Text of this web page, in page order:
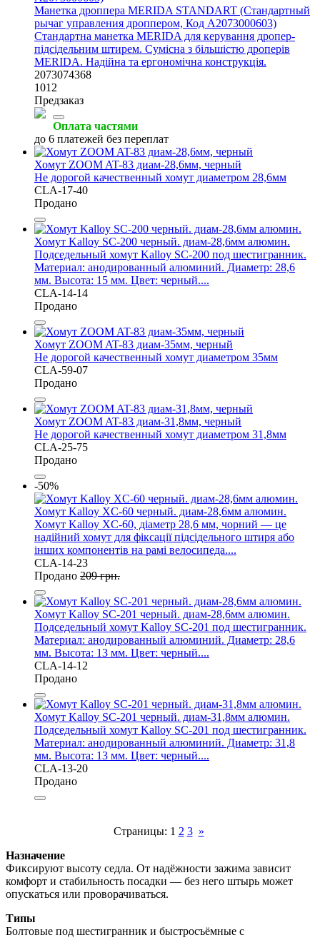
Манетка дроппера MERIDA STANDART (Стандартный
рычаг управления дроппером, Код A2073000603)
Стандартна манетка MERIDA для керування дропер-
підсідельним штирем. Сумісна з більшістю дроперів
MERIDA. Надійна та ергономічна конструкція.
2073074368
1012
Предзаказ
Оплата частями
до 6 платежей без переплат
Хомут ZOOM AT-83 диам-28,6мм, черный
Не дорогой качественный хомут диаметром 28,6мм
CLA-17-40
Продано
Хомут Kalloy SC-200 черный. диам-28,6мм алюмин.
Подседельный хомут Kalloy SC-200 под шестигранник.
Материал: анодированный алюминий. Диаметр: 28,6
мм. Высота: 15 мм. Цвет: черный....
CLA-14-14
Продано
Хомут ZOOM AT-83 диам-35мм, черный
Не дорогой качественный хомут диаметром 35мм
CLA-59-07
Продано
Хомут ZOOM AT-83 диам-31,8мм, черный
Не дорогой качественный хомут диаметром 31,8мм
CLA-25-75
Продано
-50%
Хомут Kalloy XC-60 черный. диам-28,6мм алюмин.
Хомут Kalloy XC-60, діаметр 28,6 мм, чорний — це
надійний хомут для фіксації підсідельного штиря або
інших компонентів на рамі велосипеда....
CLA-14-23
Продано 209 грн.
Хомут Kalloy SC-201 черный. диам-28,6мм алюмин.
Подседельный хомут Kalloy SC-201 под шестигранник.
Материал: анодированный алюминий. Диаметр: 28,6
мм. Высота: 13 мм. Цвет: черный....
CLA-14-12
Продано
Хомут Kalloy SC-201 черный. диам-31,8мм алюмин.
Подседельный хомут Kalloy SC-201 под шестигранник.
Материал: анодированный алюминий. Диаметр: 31,8
мм. Высота: 13 мм. Цвет: черный....
CLA-13-20
Продано
Страницы: 1 2 3 »
Назначение
Фиксируют высоту седла. От надёжности зажима зависит
комфорт и стабильность посадки — без него штырь может
опускаться или проворачиваться.
Типы
Болтовые под шестигранник и быстросъёмные с